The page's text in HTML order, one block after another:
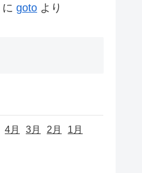
に goto より
4月 3月 2月 1月